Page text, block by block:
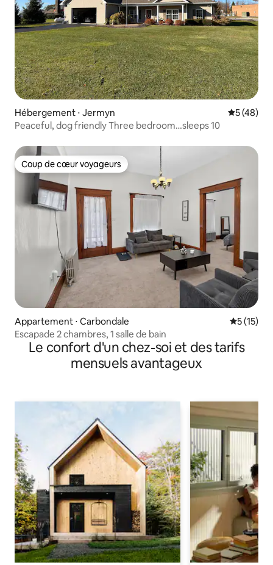
Hébergement ⋅ Jermyn
5 (48)
Peaceful, dog friendly Three bedroom…sleeps 10
Coup de cœur voyageurs
Coup de cœur voyageurs
Appartement ⋅ Carbondale
5 (15)
Escapade 2 chambres, 1 salle de bain
Le confort d'un chez-soi et des tarifs
mensuels avantageux